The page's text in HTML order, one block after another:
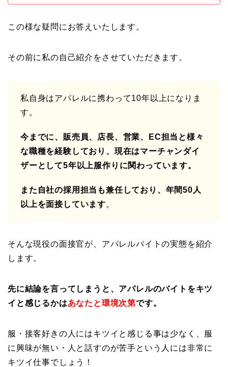
この様な疑問にお答えいたします。
その前に私の自己紹介をさせていただきます。
私自身はアパレルに携わって10年以上になりま
す。
今までに、販売員、店長、営業、EC担当と様々
な職種を経験しており、現在はマーチャンダイ
ザーとして5年以上服作りに関わっています。
また自社の採用担当も兼任しており、年間50人
以上を面接しています。
そんな現役の面接官が、アパレルバイトの実態を紹介
します。
先に結論を言ってしまうと、アパレルのバイトをキツ
イと感じるかはあなたと環境次第です。
服・接客好きの人にはキツイと感じる事は少なく、服
に興味が無い・人と話すのが苦手という人には非常に
キツイ仕事でしょう！